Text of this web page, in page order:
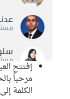
إفتتح
مرحباً
الكلمة